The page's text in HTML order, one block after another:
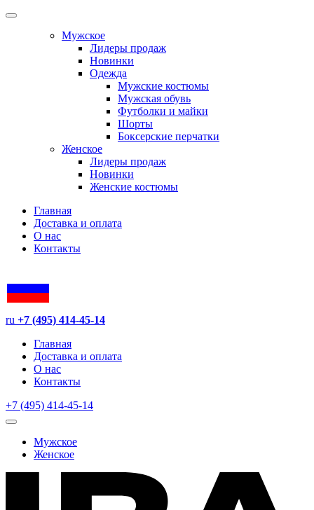
Мужское
Лидеры продаж
Новинки
Одежда
Мужские костюмы
Мужская обувь
Футболки и майки
Шорты
Боксерские перчатки
Женское
Лидеры продаж
Новинки
Женские костюмы
Главная
Доставка и оплата
О нас
Контакты
ru +7 (495) 414-45-14
Главная
Доставка и оплата
О нас
Контакты
+7 (495) 414-45-14
Мужское
Женское